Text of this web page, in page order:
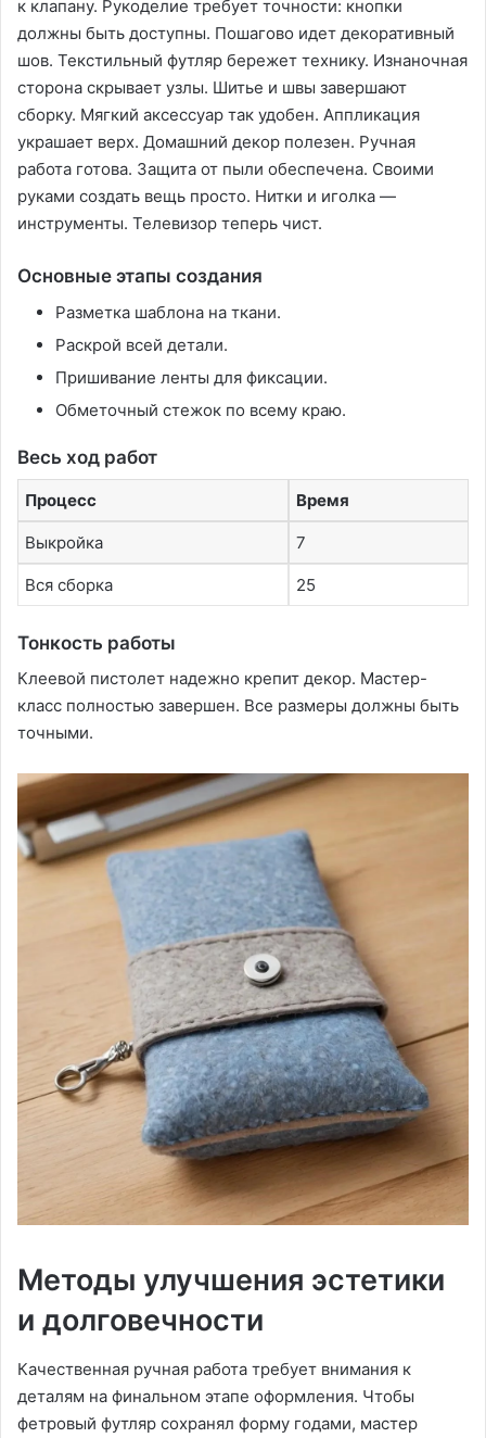
к клапану. Рукоделие требует точности: кнопки
должны быть доступны. Пошагово идет декоративный
шов. Текстильный футляр бережет технику. Изнаночная
сторона скрывает узлы. Шитье и швы завершают
сборку. Мягкий аксессуар так удобен. Аппликация
украшает верх. Домашний декор полезен. Ручная
работа готова. Защита от пыли обеспечена. Своими
руками создать вещь просто. Нитки и иголка —
инструменты. Телевизор теперь чист.
Основные этапы создания
Разметка шаблона на ткани.
Раскрой всей детали.
Пришивание ленты для фиксации.
Обметочный стежок по всему краю.
Весь ход работ
Процесс Время
Выкройка 7
Вся сборка 25
Тонкость работы
Клеевой пистолет надежно крепит декор. Мастер-
класс полностью завершен. Все размеры должны быть
точными.
Методы улучшения эстетики
и долговечности
Качественная ручная работа требует внимания к
деталям на финальном этапе оформления. Чтобы
фетровый футляр сохранял форму годами, мастер